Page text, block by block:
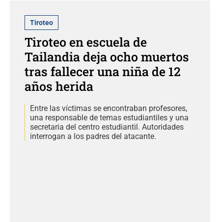
Tiroteo
Tiroteo en escuela de
Tailandia deja ocho muertos
tras fallecer una niña de 12
años herida
Entre las víctimas se encontraban profesores,
una responsable de temas estudiantiles y una
secretaria del centro estudiantil. Autoridades
interrogan a los padres del atacante.